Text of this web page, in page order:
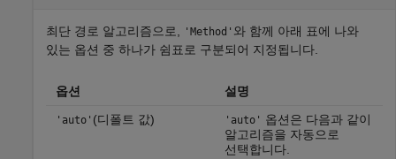
최단 경로 알고리즘으로, 'Method' 와 함께 아래 표에 나와
있는 옵션 중 하나가 쉼표로 구분되어 지정됩니다.
옵션 설명
'auto' (디폴트 값) 'auto' 옵션은 다음과 같이
알고리즘을 자동으로
선택합니다.